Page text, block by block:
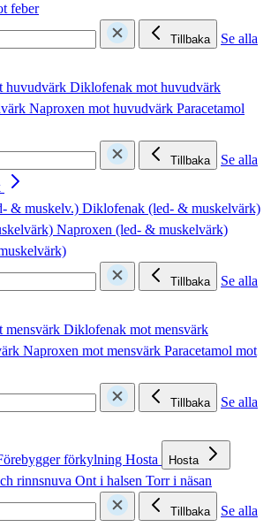
feber
Tillbaka
Se alla
huvudvärk Diklofenak mot huvudvärk
Naproxen mot huvudvärk Paracetamol
Tillbaka
Se alla
& muskelv.) Diklofenak (led- & muskelvärk)
Naproxen (led- & muskelvärk)
Tillbaka
Se alla
mensvärk Diklofenak mot mensvärk
Naproxen mot mensvärk Paracetamol mot
Tillbaka
Se alla
förkylning Hosta Hosta
rinnsnuva Ont i halsen Torr i näsan
Tillbaka
Se alla